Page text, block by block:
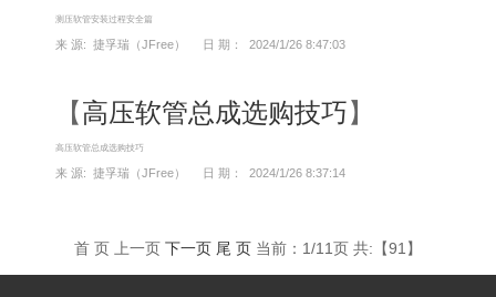
测压软管安装过程安全篇
来 源: 捷孚瑞（JFree） 日 期： 2024/1/26 8:47:03
【高压软管总成选购技巧】
高压软管总成选购技巧
来 源: 捷孚瑞（JFree） 日 期： 2024/1/26 8:37:14
首 页 上一页 下一页 尾 页当前：1/11页 共:【91】